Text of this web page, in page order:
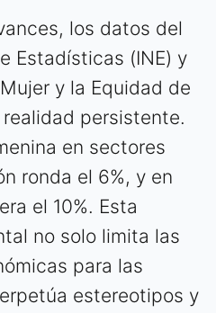
los datos del
Estadísticas (INE) y
y la Equidad de
persistente.
en sectores
ronda el 6%, y en
el 10%. Esta
no solo limita las
para las
estereotipos y